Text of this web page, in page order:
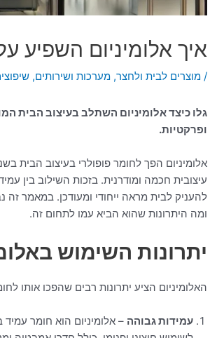
איך אלומיניום השפיע על
/מוצרים לבית ולחצר,מערכות ושירותים,
ופרקטיות.
עיצובית חכמה ומודרנית. בזכות השילוב בין
ומה היתרונות שהוא הביא עמו לתחום זה.
יתרונות השימוש
האלומיניום הציע יתרונות רבים שהפכו אותו
עמידות גבוהה – אלומיניום הוא חומר